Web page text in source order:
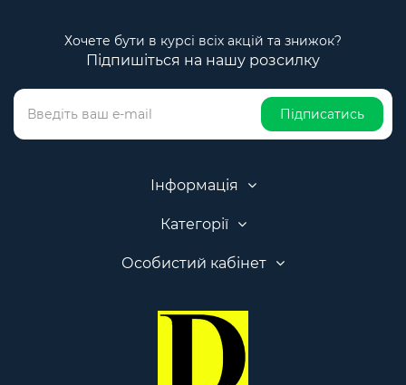
Хочете бути в курсі всіх акцій та знижок?
Підпишіться на нашу розсилку
Підписатись
Інформація
Категорії
Особистий кабінет